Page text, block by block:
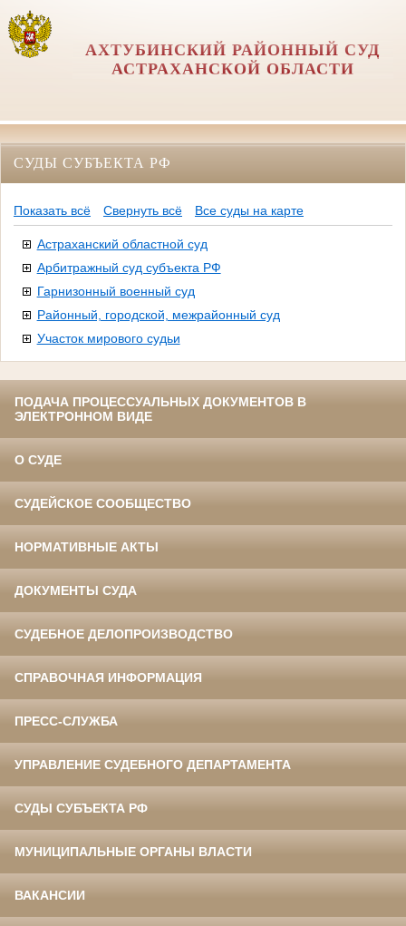
АХТУБИНСКИЙ РАЙОННЫЙ СУД
АСТРАХАНСКОЙ ОБЛАСТИ
СУДЫ СУБЪЕКТА РФ
Показать всё Свернуть всё Все суды на карте
Астраханский областной суд
Арбитражный суд субъекта РФ
Гарнизонный военный суд
Районный, городской, межрайонный суд
Участок мирового судьи
ПОДАЧА ПРОЦЕССУАЛЬНЫХ ДОКУМЕНТОВ В
ЭЛЕКТРОННОМ ВИДЕ
О СУДЕ
СУДЕЙСКОЕ СООБЩЕСТВО
НОРМАТИВНЫЕ АКТЫ
ДОКУМЕНТЫ СУДА
СУДЕБНОЕ ДЕЛОПРОИЗВОДСТВО
СПРАВОЧНАЯ ИНФОРМАЦИЯ
ПРЕСС-СЛУЖБА
УПРАВЛЕНИЕ СУДЕБНОГО ДЕПАРТАМЕНТА
СУДЫ СУБЪЕКТА РФ
МУНИЦИПАЛЬНЫЕ ОРГАНЫ ВЛАСТИ
ВАКАНСИИ